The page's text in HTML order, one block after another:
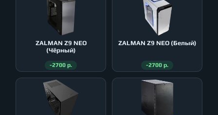
ZALMAN Z9 NEO
(Чёрный)
-2700 р.
ZALMAN Z9 NEO (Белый)
-2700 р.